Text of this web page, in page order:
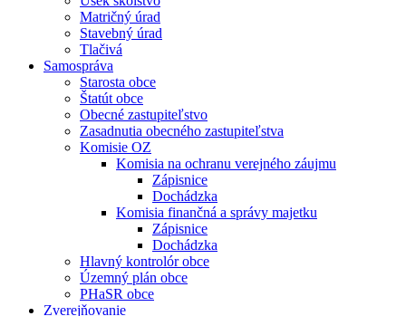
Matričný úrad
Stavebný úrad
Tlačivá
Samospráva
Starosta obce
Štatút obce
Obecné zastupiteľstvo
Zasadnutia obecného zastupiteľstva
Komisie OZ
Komisia na ochranu verejného záujmu
Zápisnice
Dochádzka
Komisia finančná a správy majetku
Zápisnice
Dochádzka
Hlavný kontrolór obce
Územný plán obce
PHaSR obce
Zverejňovanie